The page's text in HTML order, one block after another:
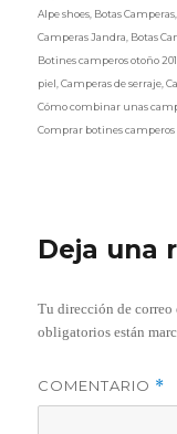
el
Alpe shoes Botas Camperas
Camperas Jandra Botas
Botines camperos otoño
piel ,Camperas de serraje ,
Cómo combinar unas
Comprar botines camperos
Deja una
Tu dirección de correo
obligatorios están
COMENTARIO *